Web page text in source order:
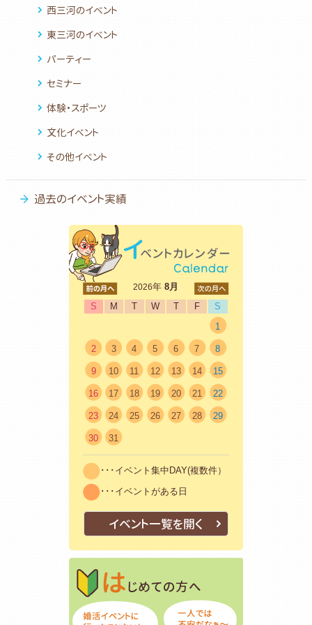
西三河のイベント
東三河のイベント
パーティー
セミナー
体験・スポーツ
文化イベント
その他イベント
過去のイベント実績
2026年8月
S
M T W T F
S
1
2 3 4 5 6 7 8
9 10 11 12 13 14 15
16 17 18 19 20 21 22
23 24 25 26 27 28 29
30 31
･･･イベント集中DAY(複数件）
･･･イベントがある日
イベント一覧を開く
はじめての方